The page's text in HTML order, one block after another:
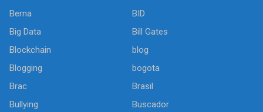
Berna
BID
Big Data
Bill Gates
Blockchain
blog
Blogging
bogota
Brac
Brasil
Bullying
Buscador